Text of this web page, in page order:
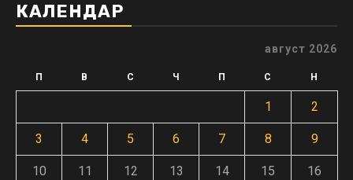
КАЛЕНДАР
август 2026
П В С Ч П С Н
1 2
3 4 5 6 7 8 9
10 11 12 13 14 15 16